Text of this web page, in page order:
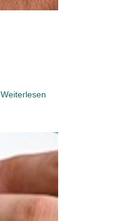
Weiterlesen